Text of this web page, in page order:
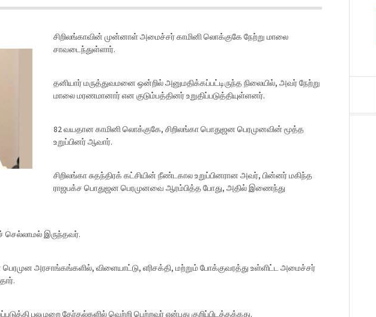
சிறிலங்காவின் முன்னாள் அமைச்சர் காமினி லொக்குகே நேற்று மாலை
சாவடைந்துள்ளார்.
தனியார் மருத்துவமனை ஒன்றில் அனுமதிக்கப்பட்டிருந்த நிலையில், அவர் நேற்று
மாலை மரணமானார் என குடும்பத்தினர் உறுதிப்படுத்தியுள்ளனர்.
82 வயதான காமினி லொக்குகே, சிறிலங்கா பொதுஜன பெரமுனவின் மூத்த
உறுப்பினர் ஆவார்.
சிறிலங்கா சுதந்திரக் கட்சியின் நீண்டகால உறுப்பினரான அவர், பின்னர் மகிந்த
ராஜபக்ச பொதுஜன பெரமுனவை ஆரம்பித்த போது, அதில் இணைந்து
செல்லாமல் இருந்தவர்.
பெரமுன அரசாங்கங்களில், விளையாட்டு, எரிசக்தி, மற்றும் போக்குவரத்து உள்ளிட்ட அமைச்சர்
பலமுறை தேர்தல்களில் வெற்றி பெற்றவர் என்பது குறிப்பிடத்தக்கது.